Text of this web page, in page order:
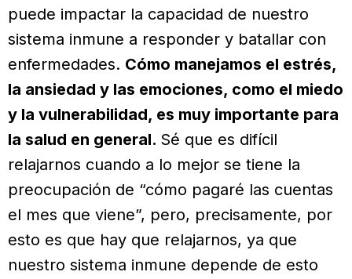
puede impactar la capacidad de nuestro
sistema inmune a responder y batallar con
enfermedades. Cómo manejamos el estrés,
la ansiedad y las emociones, como el miedo
y la vulnerabilidad, es muy importante para
la salud en general. Sé que es difícil
relajarnos cuando a lo mejor se tiene la
preocupación de “cómo pagaré las cuentas
el mes que viene”, pero, precisamente, por
esto es que hay que relajarnos, ya que
nuestro sistema inmune depende de esto